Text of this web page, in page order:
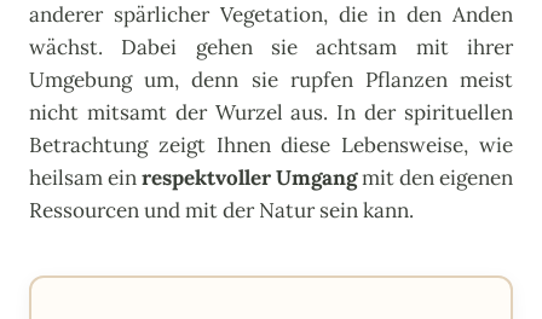
anderer spärlicher Vegetation, die in den Anden
wächst. Dabei gehen sie achtsam mit ihrer
Umgebung um, denn sie rupfen Pflanzen meist
nicht mitsamt der Wurzel aus. In der spirituellen
Betrachtung zeigt Ihnen diese Lebensweise, wie
heilsam einrespektvoller Umgangmit den eigenen
Ressourcen und mit der Natur sein kann.